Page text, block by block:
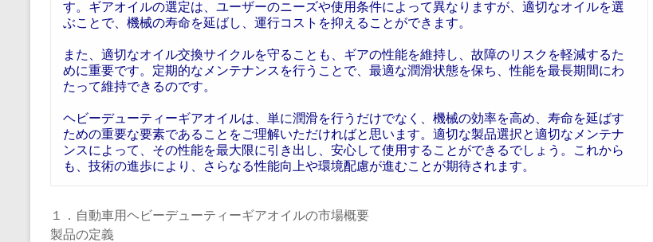
す。ギアオイルの選定は、ユーザーのニーズや使用条件によって異なりますが、適切なオイルを選
ぶことで、機械の寿命を延ばし、運行コストを抑えることができます。
また、適切なオイル交換サイクルを守ることも、ギアの性能を維持し、故障のリスクを軽減するた
めに重要です。定期的なメンテナンスを行うことで、最適な潤滑状態を保ち、性能を最長期間にわ
たって維持できるのです。
ヘビーデューティーギアオイルは、単に潤滑を行うだけでなく、機械の効率を高め、寿命を延ばす
ための重要な要素であることをご理解いただければと思います。適切な製品選択と適切なメンテナ
ンスによって、その性能を最大限に引き出し、安心して使用することができるでしょう。これから
も、技術の進歩により、さらなる性能向上や環境配慮が進むことが期待されます。
１．自動車用ヘビーデューティーギアオイルの市場概要
製品の定義